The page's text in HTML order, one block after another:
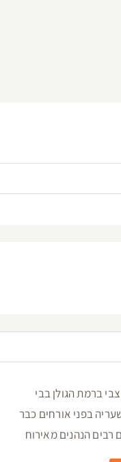
ברמת הגולן בבי
בפני אורחים כבר